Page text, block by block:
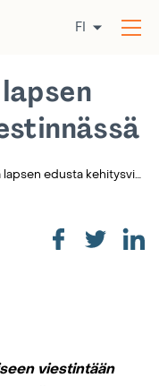
FI
edusta kehitysviestinnässä
viestintään